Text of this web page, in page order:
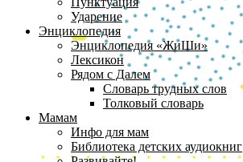
Ударение
Энциклопедия
Энциклопедия «ЖиШи»
Лексикон
Рядом с Далем
Словарь трудных слов
Толковый словарь
Мамам
Инфо для мам
Библиотека детских аудиокниг